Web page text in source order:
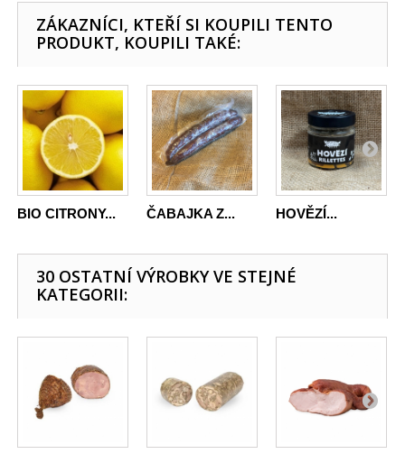
ZÁKAZNÍCI, KTEŘÍ SI KOUPILI TENTO
PRODUKT, KOUPILI TAKÉ:
BIO CITRONY... ČABAJKA Z... HOVĚZÍ...
30 OSTATNÍ VÝROBKY VE STEJNÉ
KATEGORII: